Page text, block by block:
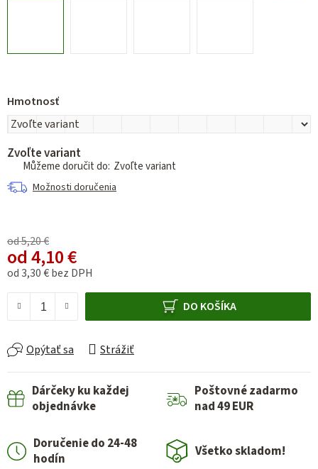
Hmotnosť
Zvoľte variant
Zvoľte variant
Možnosti doručenia
od 5,20 €
od4,10 €
od3,30 €bez DPH
DO KOŠÍKA
Opýtať sa Strážiť
Dárčeky ku každej
objednávke
Poštovné zadarmo
nad 49 EUR
Doručenie do 24-48
hodín
Všetko skladom!